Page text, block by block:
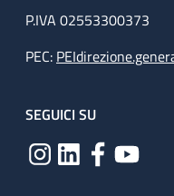
P.IVA 02553300373
PEC:
SEGUICI SU